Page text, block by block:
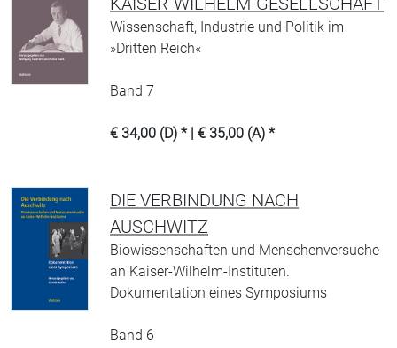
Wissenschaft, Industrie und Politik im
»Dritten Reich«
Band 7
€ 34,00 (D) * | € 35,00 (A) *
DIE VERBINDUNG NACH
AUSCHWITZ
Biowissenschaften und Menschenversuche
an Kaiser-Wilhelm-Instituten.
Dokumentation eines Symposiums
Band 6